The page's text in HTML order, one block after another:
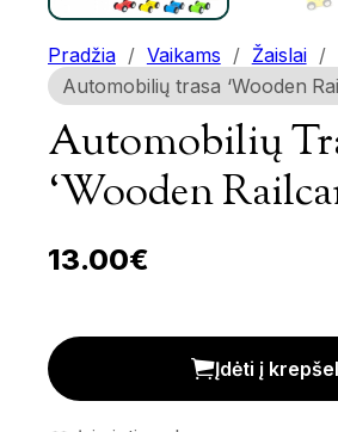
Pradžia / Vaikams / Žaislai /
Automobilių trasa ‘Wooden
Automobilių
‘Wooden
13.00€
Automobilių trasa 'Wooden
Įdėti į